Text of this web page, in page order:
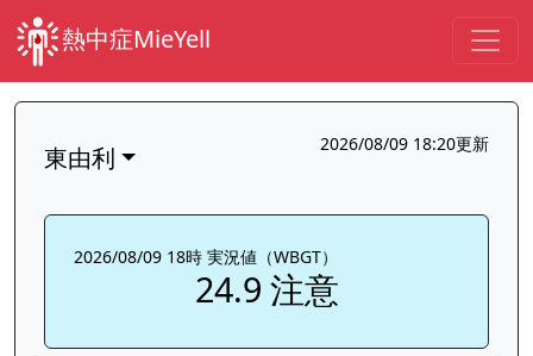
熱中症MieYell
東由利 2026/08/09 18:20更新
2026/08/09 18時 実況値（WBGT）
24.9 注意